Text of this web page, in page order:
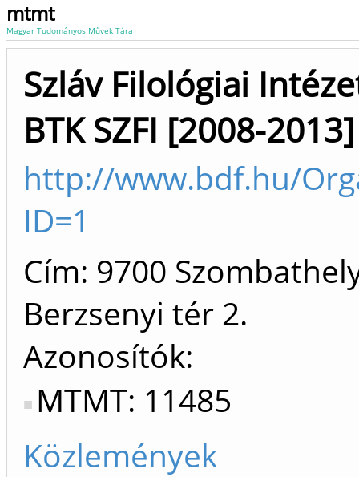
mtmt
Magyar Tudományos Művek Tára
Szláv Filológiai
BTK SZFI [2008-2013]
http://www.bdf.hu/
ID=1
Cím: 9700
Berzsenyi tér 2.
Azonosítók
MTMT: 11485
Közlemények